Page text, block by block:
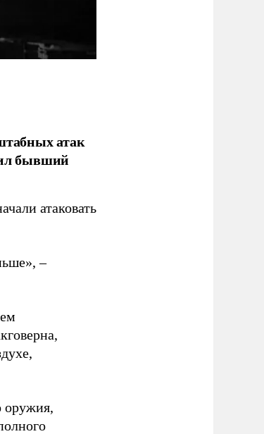
атак
бывший
атаковать
–
оружия,